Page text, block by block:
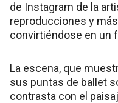
de Instagram de la
reproducciones y
convirtiéndose en un
La escena, que
sus puntas de ballet
contrasta con el